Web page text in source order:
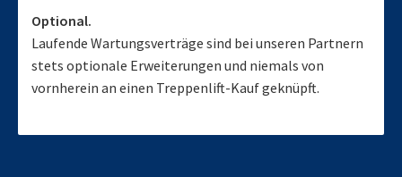
Optional.
Laufende Wartungsverträge sind bei unseren Partnern
stets optionale Erweiterungen und niemals von
vornherein an einen Treppenlift-Kauf geknüpft.